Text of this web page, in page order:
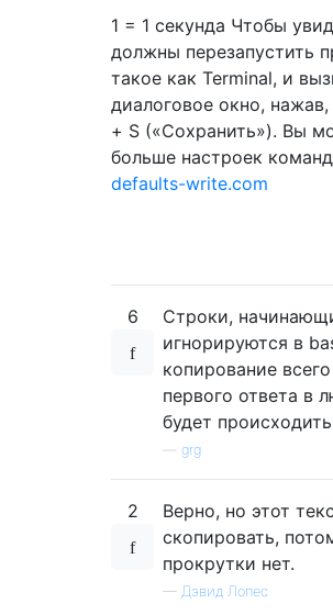
1 = 1 секунда Чтобы
должны перезапустить
такое как Terminal, и
диалоговое окно,
+ S («Сохранить»). Вы
больше настроек
defaults-write.com
6
Строки,
игнорируются в
копирование
первого ответа в
будет
grg
2
Верно, но этот
скопировать,
прокрутки нет.
— Дэвид Лопес